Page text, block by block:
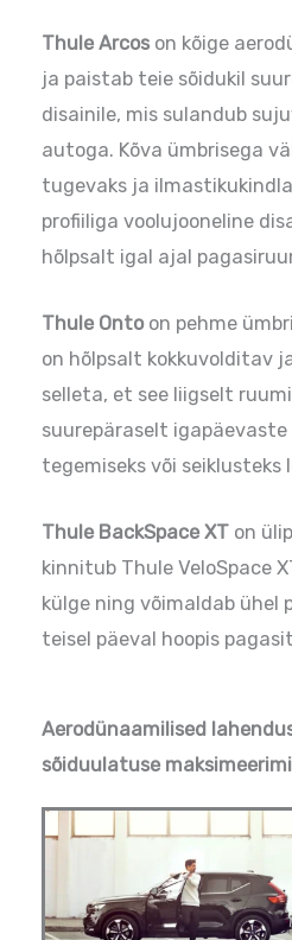
Thule Arcos on kõige
ja paistab teie sõidukil
disainile, mis sulandub
autoga. Kõva ümbrisega
tugevaks ja
profiiliga voolujooneline
hõlpsalt igal ajal
Thule Ontoon pehme
on hõlpsalt kokkuvolditav
selleta, et see liigselt
suurepäraselt
tegemiseks või seiklusteks
Thule BackSpace XT on
kinnitub Thule VeloSpace
külge ning võimaldab
teisel päeval hoopis
Aerodünaamilised
sõiduulatuse